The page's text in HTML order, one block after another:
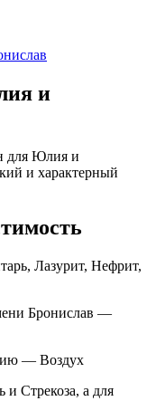
и
для Юлия и
и характерный
Лазурит, Нефрит,
Бронислав —
— Воздух
Стрекоза, а для